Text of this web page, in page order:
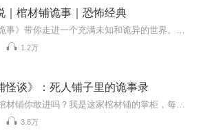
｜棺材铺诡事｜恐怖经典
1.2万
怪谈》：死人铺子里的诡事录
3.8万